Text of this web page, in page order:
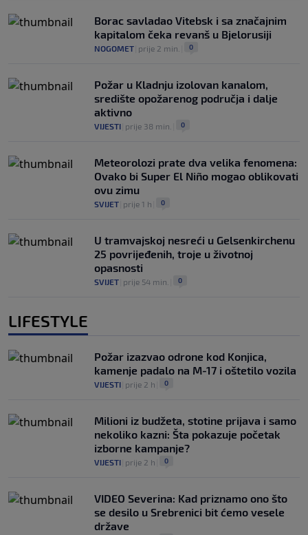
Borac savladao Vitebsk i sa značajnim
kapitalom čeka revanš u Bjelorusiji
NOGOMET prije 2 min. 0
Požar u Kladnju izolovan kanalom,
središte opožarenog područja i dalje
aktivno
VIJESTI prije 38 min. 0
Meteorolozi prate dva velika fenomena:
Ovako bi Super El Niño mogao oblikovati
ovu zimu
SVIJET prije 1 h 0
U tramvajskoj nesreći u Gelsenkirchenu
25 povrijeđenih, troje u životnoj
opasnosti
SVIJET prije 54 min. 0
LIFESTYLE
Požar izazvao odrone kod Konjica,
kamenje padalo na M-17 i oštetilo vozila
VIJESTI prije 2 h 0
Milioni iz budžeta, stotine prijava i samo
nekoliko kazni: Šta pokazuje početak
izborne kampanje?
VIJESTI prije 2 h 0
VIDEO Severina: Kad priznamo ono što
se desilo u Srebrenici bit ćemo vesele
države